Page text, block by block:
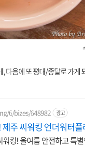
다음에 또 평대/종달로 가게
6/bizes/648982 광고
주 씨워킹 언더워터플
킹! 올여름 안전하고 특